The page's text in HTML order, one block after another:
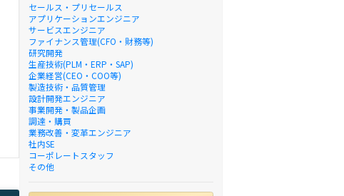
セールス・プリセールス
アプリケーションエンジニア
サービスエンジニア
ファイナンス管理(CFO・財務等)
研究開発
生産技術(PLM・ERP・SAP)
企業経営(CEO・COO等)
製造技術・品質管理
設計開発エンジニア
事業開発・製品企画
調達・購買
業務改善・変革エンジニア
社内SE
コーポレートスタッフ
その他